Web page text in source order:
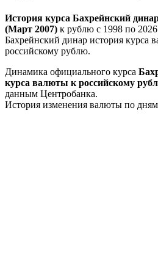
История курса Бахрейнский
(Март 2007) к рублю с 1998 по 2026
Бахрейнский динар история курса
российскому рублю.
Динамика официального курса
курса валюты к российскому
данным Центробанка.
История изменения валюты по